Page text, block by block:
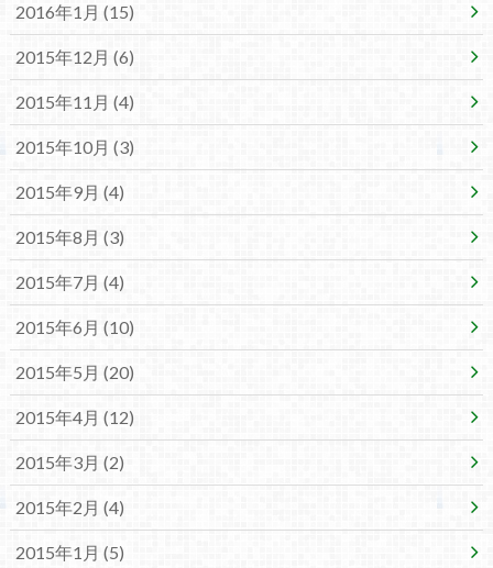
2016年1月 (15)
2015年12月 (6)
2015年11月 (4)
2015年10月 (3)
2015年9月 (4)
2015年8月 (3)
2015年7月 (4)
2015年6月 (10)
2015年5月 (20)
2015年4月 (12)
2015年3月 (2)
2015年2月 (4)
2015年1月 (5)